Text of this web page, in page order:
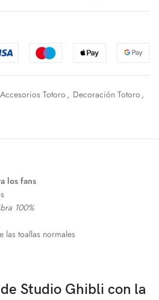
Accesorios Totoro , Decoración Totoro ,
los fans
100%
las toallas normales
Studio Ghibli con la